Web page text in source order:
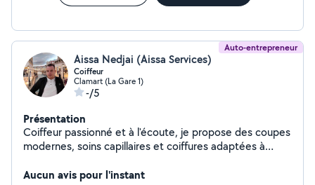
Auto-entrepreneur
Aissa Nedjai (Aissa Services)
Coiffeur
Clamart (La Gare 1)
-/5
Présentation
Coiffeur passionné et à l'écoute, je propose des coupes
modernes, soins capillaires et coiffures adaptées à
soigné et une expérience agréable.
Aucun avis pour l'instant